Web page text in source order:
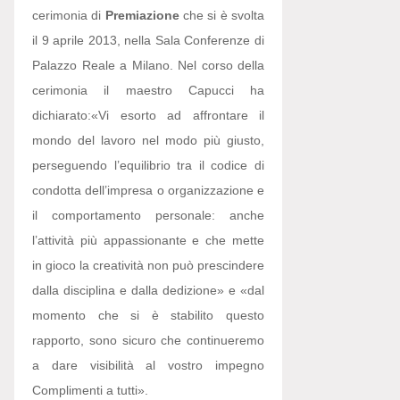
cerimonia di Premiazioneche si è svolta
il 9 aprile 2013, nella Sala Conferenze di
Palazzo Reale a Milano. Nel corso della
cerimonia il maestro Capucci ha
dichiarato:«Vi esorto ad affrontare il
mondo del lavoro nel modo più giusto,
perseguendo l’equilibrio tra il codice di
condotta dell’impresa o organizzazione e
il comportamento personale: anche
l’attività più appassionante e che mette
in gioco la creatività non può prescindere
dalla disciplina e dalla dedizione» e «dal
momento che si è stabilito questo
rapporto, sono sicuro che continueremo
a dare visibilità al vostro impegno
Complimenti a tutti».